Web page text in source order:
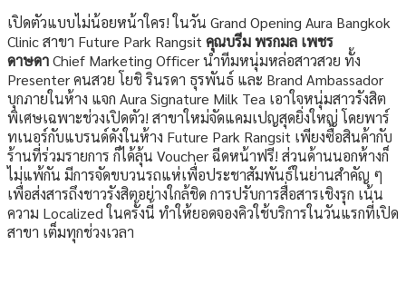
เปิดตัวแบบไม่น้อยหน้าใคร! ในวัน Grand Opening Aura Bangkok
Clinic สาขา Future Park Rangsit คุณบรีม พรกมล เพชร
ดาษดาChief Marketing Officer นำทีมหนุ่มหล่อสาวสวย ทั้ง
Presenter คนสวย โยชิ รินรดา ธุรพันธ์ และ Brand Ambassador
บุกภายในห้าง แจก Aura Signature Milk Tea เอาใจหนุ่มสาวรังสิต
พิเศษเฉพาะช่วงเปิดตัว! สาขาใหม่จัดแคมเปญสุดยิ่งใหญ่ โดยพาร์
ทเนอร์กับแบรนด์ดังในห้าง Future Park Rangsit เพียงซื้อสินค้ากับ
ร้านที่ร่วมรายการ ก็ได้ลุ้น Voucher ฉีดหน้าฟรี! ส่วนด้านนอกห้างก็
ไม่แพ้กัน มีการจัดขบวนรถแห่เพื่อประชาสัมพันธ์ในย่านสำคัญ ๆ
เพื่อส่งสารถึงชาวรังสิตอย่างใกล้ชิด การปรับการสื่อสารเชิงรุก เน้น
ความ Localized ในครั้งนี้ ทำให้ยอดจองคิวใช้บริการในวันแรกที่เปิด
สาขา เต็มทุกช่วงเวลา